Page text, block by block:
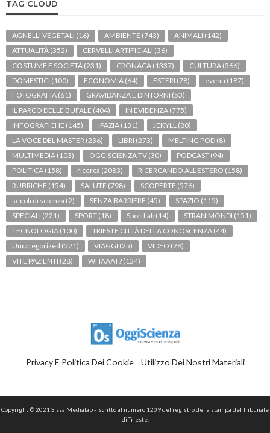
TAG CLOUD
AGNELLI VEGETALI (16) AMBIENTE (743) ANIMALI (142)
ATTUALITÀ (352) CERVELLI ARTIFICIALI (36)
COSTUME E SOCIETÀ (231) CRONACA (1337) CULTURA (366)
DOMESTICI (100) ECONOMIA (64) ESTERI (78) eventi (187)
FOTOGRAFIA (61) GRAVIDANZA E DINTORNI (53)
IL PARCO DELLE BUFALE (404) IN EVIDENZA (775)
INFOGRAFICHE (145) IPAZIA (131) JEKYLL (80)
LA VOCE DEL MASTER (236) LIBRI (273) MELTING POD (8)
MULTIMEDIA (103) OGGISCIENZA TV (30) PODCAST (94)
POLITICA (158) ricerca (2083) RICERCANDO ALL'ESTERO (158)
RUBRICHE (154) SALUTE (798) SCOPERTE (576)
secoli di scienza (2) SENZA BARRIERE (45) SPAZIO (115)
SPECIALI (221) SPORT (18) SportLab (14) STRANIMONDI (151)
TECNOLOGIA (100) TRIESTE CITTÀ DELLA CONOSCENZA (44)
Uncategorized (521) VIAGGI (25) VIDEO (28)
VITE PAZIENTI (28) WHAAAT? (134)
Privacy E Politica Dei Cookie Utilizzo Dei Nostri Materiali
Copyright © 2021 Sissa Medialab - Iscritto al numero 1209 del registro della stampa del Tribunale
di Trieste.